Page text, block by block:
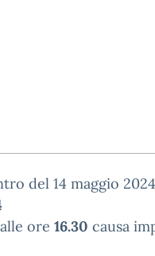
del 14 maggio
alle ore 16.30 causa